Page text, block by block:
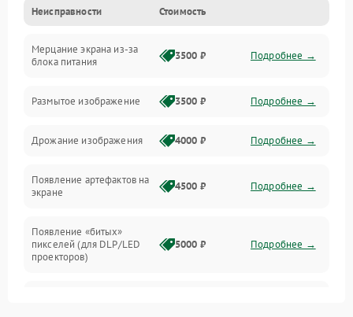
Лампа подсветки
Неисправность управления и интерфейсов
Неисправности Стоимость
Мерцание экрана из-за
блока питания
3500 ₽ Подробнее →
Размытое изображение 3500 ₽ Подробнее →
Дрожание изображения 4000 ₽ Подробнее →
Появление артефактов на
экране
4500 ₽ Подробнее →
Появление «битых»
пикселей (для DLP/LED
проекторов)
5000 ₽ Подробнее →